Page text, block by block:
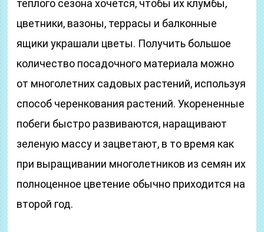
теплого сезона хочется, чтобы их клумбы,
цветники, вазоны, террасы и балконные
ящики украшали цветы. Получить большое
количество посадочного материала можно
от многолетних садовых растений, используя
способ черенкования растений. Укорененные
побеги быстро развиваются, наращивают
зеленую массу и зацветают, в то время как
при выращивании многолетников из семян их
полноценное цветение обычно приходится на
второй год.